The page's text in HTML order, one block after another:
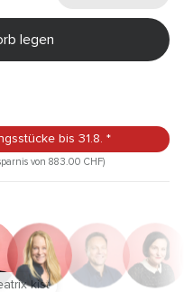
legen
bis 31.8. *
von 883.00 CHF)
trautz